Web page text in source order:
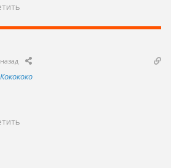
Кокококо